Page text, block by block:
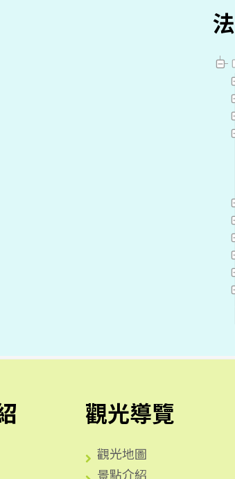
觀光導覽
觀光地圖
景點介紹